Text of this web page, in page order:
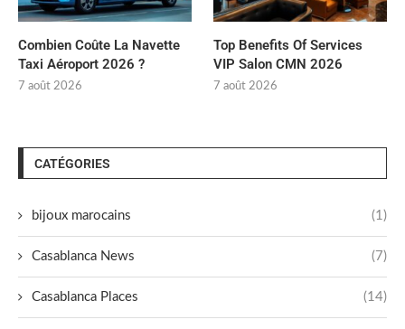
Combien Coûte La Navette
Taxi Aéroport 2026 ?
7 août 2026
Top Benefits Of Services
VIP Salon CMN 2026
7 août 2026
CATÉGORIES
bijoux marocains (1)
Casablanca News (7)
Casablanca Places (14)